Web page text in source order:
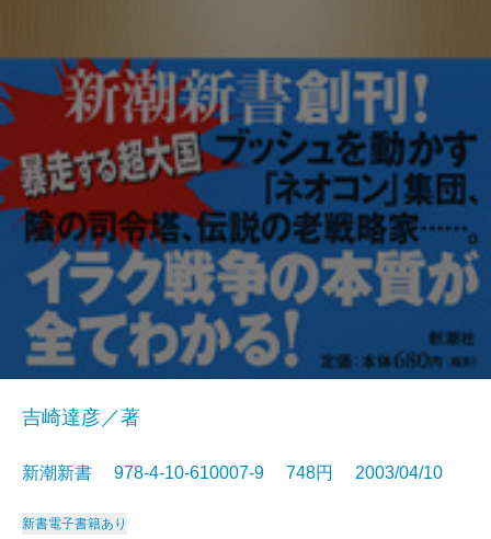
吉崎達彦／著
新潮新書 978-4-10-610007-9 748円 2003/04/10
新書電子書籍あり